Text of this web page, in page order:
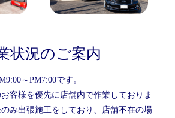
状況のご案内
～PM7:00です。
客様を優先に店舗内で作業しておりま
み出張施工をしており、店舗不在の場